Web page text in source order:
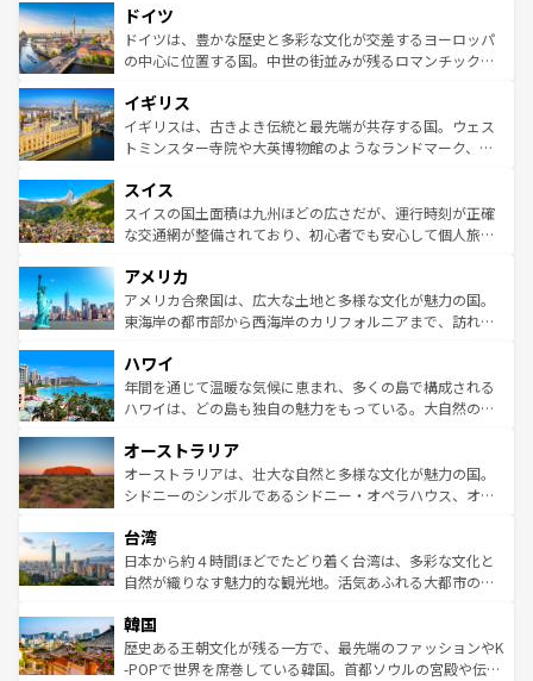
せる。地方によって風土や気候が異なるスペインはその個
性で訪れる人を魅了する。 なお、新着のスペイン情報は コ
ンテンツ一覧を参照してほしい。
で、幅広い魅力が詰まっている。華麗な宮殿、歴史的な大
聖堂、美しいビーチ、そして豊かな自然が、訪れる者を心
から魅了する。また、フランスは美食の国としても知ら
いる。シャンパンの発祥地であるランス、プロヴァンスの
香り高いラベンダー畑など、多彩な楽しみ方が可能だ。さ
らに、パリ以外の地域にも魅力が溢れており、どの街角に
れる地方に足を運ぶとそれぞれで全く異なる文化を体験で
きるだろう。 なお、新着のフランス情報はコンテンツ一覧
を参照してほしい。
ドイツ
ドイツは、豊かな歴史と多彩な文化が交差するヨーロッパ
の中心に位置する国。中世の街並みが残るロマンチック街
顔を持つこの国は、どこを歩いても飽きることがない。ベ
ルリンの文化的活気、バイエルン州のアルプスの絶景、そ
してライン川沿いのワイン畑といった風景は必見。ビール
は、お酒好きな人にはぜひ体験してほしい。 なお、新着の
ドイツ情報はコンテンツ一覧を参照してほしい。
イギリス
イギリスは、古きよき伝統と最先端が共存する国。ウェス
トミンスター寺院や大英博物館のようなランドマーク、歴
リアごとに異なる魅力がある。また、優雅なアフタヌーン
ティー、ビール好きにはたまらない英国パブ、サッカー観
戦など、本場だからこそできる体験も豊富。イギリスを旅
ンツ一覧を参照してほしい。
スイス
スイスの国土面積は九州ほどの広さだが、運行時刻が正確
な交通網が整備されており、初心者でも安心して個人旅行
の建物がそのまま残る町や、スイスならではのユニークな
博物館もあり、アルプス観光だけでなく町歩きも満喫する
ことができる。国民の所得が高いため物価も高いが、旅行
ば市内交通費無料で観光を楽しむこともできる。 なお、新
着のスイス情報はコンテンツ一覧 を参照してほしい。
アメリカ
アメリカ合衆国は、広大な土地と多様な文化が魅力の国。
東海岸の都市部から西海岸のカリフォルニアまで、訪れる
のような巨大都市は、観光、ショッピング、エンターテイ
ンメントが詰まった刺激的なスポットだ。一方、アメリカ
西部には大自然が広がり、グランドキャニオンやイエロー
部のニューオーリンズでは、音楽と美食が融合した独特の
文化が魅力。旅行者はアメリカの各地域で異なる魅力を楽
しみながら、その多様性と豊かな歴史を感じることができ
ならではの贅沢な旅のスタイルだ。 なお、新着のアメリカ
情報はコンテンツ一覧を参照してほしい。
ハワイ
年間を通じて温暖な気候に恵まれ、多くの島で構成される
ハワイは、どの島も独自の魅力をもっている。大自然の神
ワイ島は見逃せない。また、定番の観光地といえばオアフ
島だが、静かな自然を求めるならマウイ島やカウアイ島が
おすすめ。エメラルドグリーンに輝く海をはじめ、豊かな
れるおもてなしの心で訪れる人々を迎えてくれるハワイの
人々、おいしいローカルフードやハワイアンミュージッ
ク、伝統的なフラダンスなど、すべてがハワイの魅力を彩
ワイを、存分に味わってほしい。 なお、新着のハワイ情報
はコンテンツ一覧を参照してほしい。
オーストラリア
オーストラリアは、壮大な自然と多様な文化が魅力の国。
シドニーのシンボルであるシドニー・オペラハウス、オー
リアリーフや大陸中央部にそびえるウルル（エアーズロッ
ク）、タスマニアの美しい原生林やケアンズの熱帯雨林な
ど、見どころがたくさん。また、カフェやワイン、オージ
いる。アクティビティも充実しており、サーフィンやダイ
ビング、ハイキングなど、アウトドア好きにはたまらな
い。オーストラリアの多彩な魅力を存分に味わいつくそ
台湾
日本から約４時間ほどでたどり着く台湾は、多彩な文化と
自然が織りなす魅力的な観光地。活気あふれる大都市の台
ン）、静ひつな山岳地帯である台湾東部など、都市の喧騒
と山間の静けさが共存しており、訪れる人に新しい発見と
驚きをもたらしてくれる。また、奥深い台湾の食文化も魅
韓国
歴史ある王朝文化が残る一方で、最先端のファッションやK
-POPで世界を席巻している韓国。首都ソウルの宮殿や伝統